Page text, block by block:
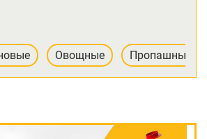
Овощные Пропашные